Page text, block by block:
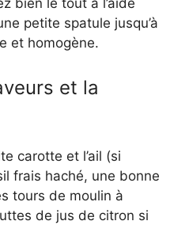
bien le tout à l’aide
petite spatule jusqu’à
et homogène.
et la
carotte et l’ail (si
frais haché, une bonne
tours de moulin à
de jus de citron si